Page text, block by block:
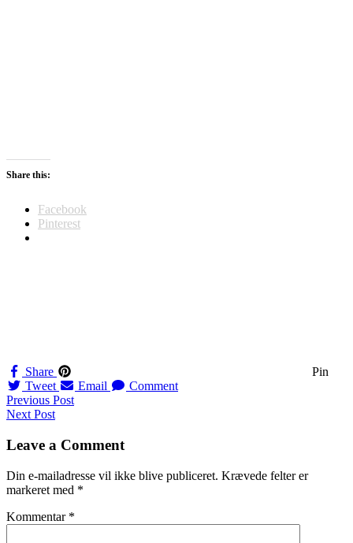
Share this:
Facebook
Pinterest
Share
Pin
Tweet
Email Comment
Navigation
til
indlæg
Previous Post
Next Post
Leave a Comment
Din e-mailadresse vil ikke blive publiceret. Krævede felter er
markeret med *
Kommentar *